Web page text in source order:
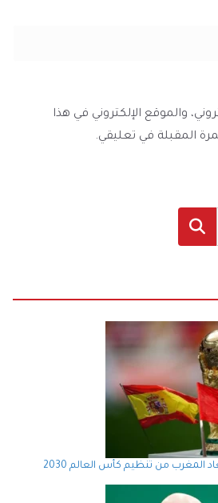
والموقع الإلكتروني في هذا
المقبلة في تعليقي.
البحث
المغرب من تنظيم كأس العالم 2030